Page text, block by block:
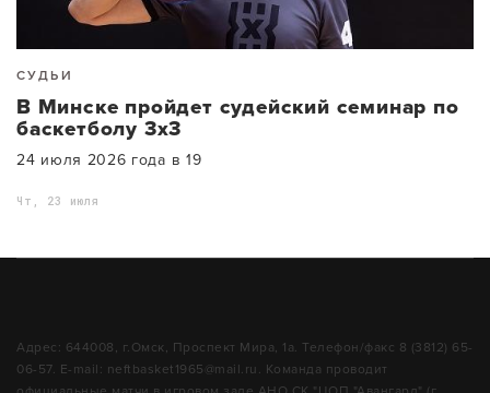
СУДЬИ
В Минске пройдет судейский семинар по
баскетболу 3х3
24 июля 2026 года в 19
Чт, 23 июля
Адрес: 644008, г.Омск, Проспект Мира, 1а. Телефон/факс 8 (3812) 65-
06-57. E-mail: neftbasket1965@mail.ru. Команда проводит